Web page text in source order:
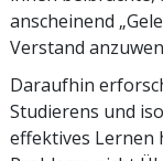
anscheinend
Verstand
Daraufhin
Studierens und
effektives Lernen